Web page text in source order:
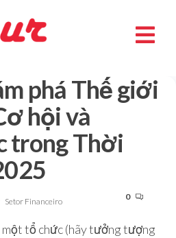
phá Thế giới
hội và
trong Thời
Setor Financeiro 0
tổ chức (hãy tưởng tượng